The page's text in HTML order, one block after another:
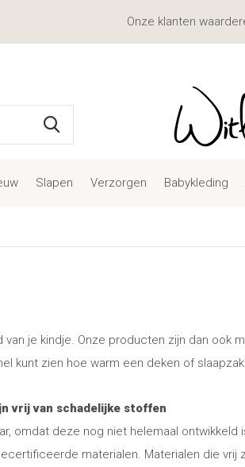
Slapen Verzorgen Babykleding
Onze klanten
van je kindje. Onze producten zijn dan
kunt zien hoe warm een deken of slaapzak
vrij van schadelijke stoffen
omdat deze nog niet helemaal
materialen. Materialen die